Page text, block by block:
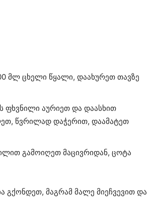
მლ ცხელი წყალი, დაახურეთ თავზე
აურიეთ და დაასხით
წვრილად დაჭერით, დაამატეთ
გამოიღეთ მაცივრიდან, ცოტა
გქონდეთ, მაგრამ მალე მიეჩვევით და